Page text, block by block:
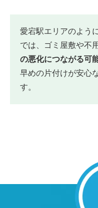
愛宕駅エリアのよう
では、ゴミ屋敷や不
の悪化につながる可
早めの片付けが安心
す。